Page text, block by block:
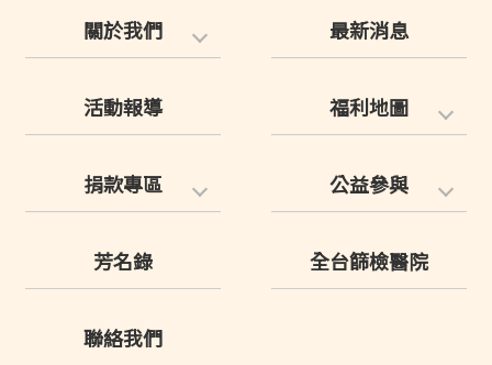
關於我們 最新消息
活動報導 福利地圖
捐款專區 公益參與
芳名錄 全台篩檢醫院
聯絡我們